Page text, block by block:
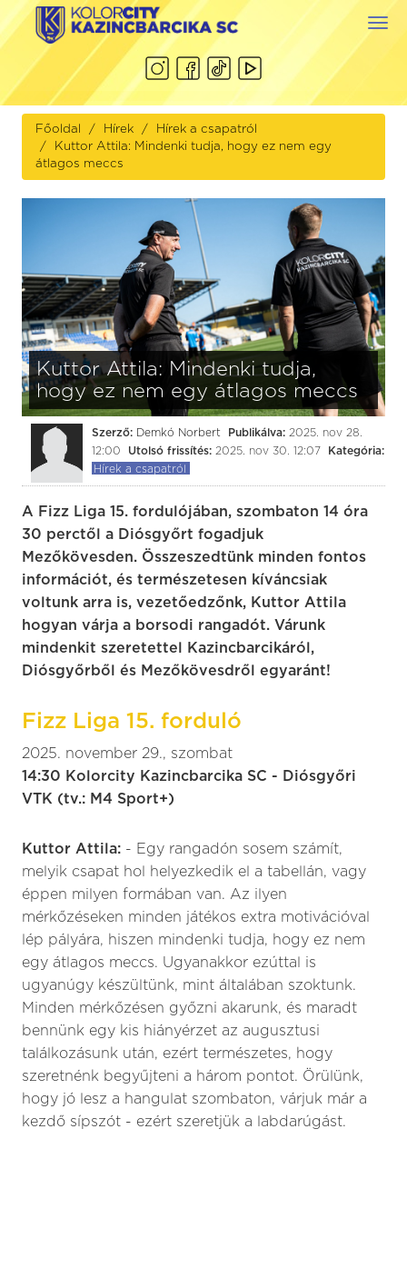
Főoldal Hírek
Hírek a csapatról
Kuttor Attila: Mindenki tudja, hogy ez nem egy
átlagos meccs
Kuttor Attila: Mindenki tudja,
hogy ez nem egy átlagos meccs
Szerző: Demkó Norbert Publikálva: 2025. nov 28.
12:00
Utolsó frissítés: 2025. nov 30. 12:07
Kategória:
Hírek a csapatról
A Fizz Liga 15. fordulójában, szombaton 14 óra
30 perctől a Diósgyőrt fogadjuk
Mezőkövesden. Összeszedtünk minden fontos
információt, és természetesen kíváncsiak
voltunk arra is, vezetőedzőnk, Kuttor Attila
hogyan várja a borsodi rangadót. Várunk
mindenkit szeretettel Kazincbarcikáról,
Diósgyőrből és Mezőkövesdről egyaránt!
Fizz Liga 15. forduló
2025. november 29., szombat
14:30 Kolorcity Kazincbarcika SC - Diósgyőri
VTK (tv.: M4 Sport+)
Kuttor Attila: - Egy rangadón sosem számít,
melyik csapat hol helyezkedik el a tabellán, vagy
éppen milyen formában van. Az ilyen
mérkőzéseken minden játékos extra motivációval
lép pályára, hiszen mindenki tudja, hogy ez nem
egy átlagos meccs. Ugyanakkor ezúttal is
ugyanúgy készültünk, mint általában szoktunk.
Minden mérkőzésen győzni akarunk, és maradt
bennünk egy kis hiányérzet az augusztusi
találkozásunk után, ezért természetes, hogy
szeretnénk begyűjteni a három pontot. Örülünk,
hogy jó lesz a hangulat szombaton, várjuk már a
kezdő sípszót - ezért szeretjük a labdarúgást.